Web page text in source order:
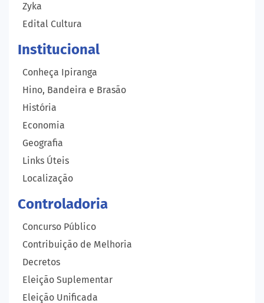
Zyka
Edital Cultura
Institucional
Conheça Ipiranga
Hino, Bandeira e Brasão
História
Economia
Geografia
Links Úteis
Localização
Controladoria
Concurso Público
Contribuição de Melhoria
Decretos
Eleição Suplementar
Eleição Unificada